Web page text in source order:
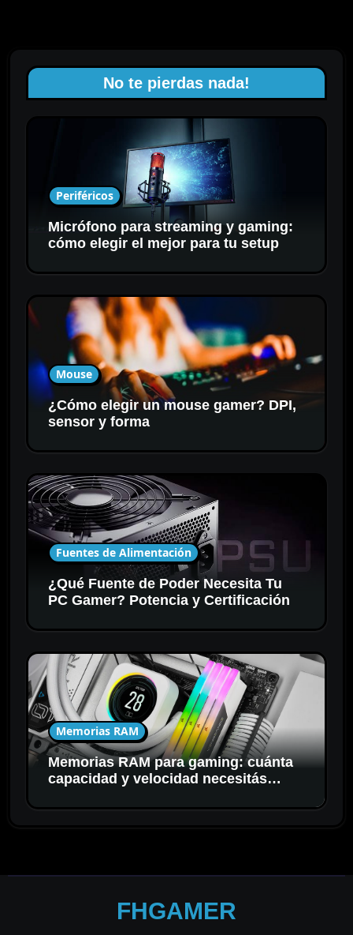
No te pierdas nada!
Periféricos
Micrófono para streaming y gaming:
cómo elegir el mejor para tu setup
Mouse
¿Cómo elegir un mouse gamer? DPI,
sensor y forma
Fuentes de Alimentación
¿Qué Fuente de Poder Necesita Tu
PC Gamer? Potencia y Certificación
Memorias RAM
Memorias RAM para gaming: cuánta
capacidad y velocidad necesitás
FHGAMER